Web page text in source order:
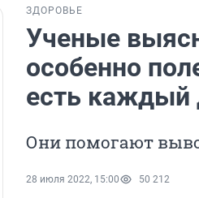
ЗДОРОВЬЕ
Ученые
особенно
есть каждый
Они помогают
28 июля 2022, 15:00 50 212